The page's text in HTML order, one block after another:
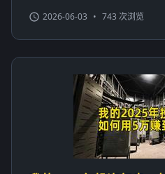
2026-06-03 • 743 次浏览